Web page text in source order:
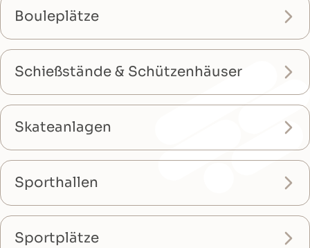
Bouleplätze
Schießstände & Schützenhäuser
Skateanlagen
Sporthallen
Sportplätze